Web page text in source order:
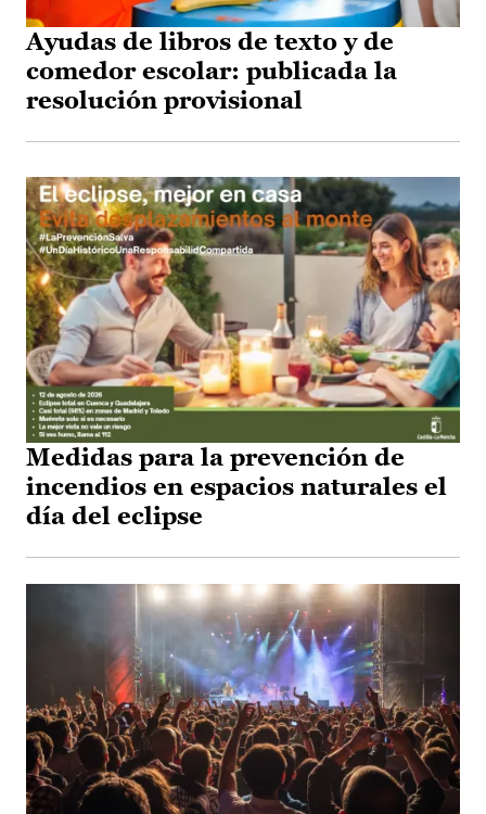
Ayudas de libros de texto y de
comedor escolar: publicada la
resolución provisional
Medidas para la prevención de
incendios en espacios naturales el
día del eclipse